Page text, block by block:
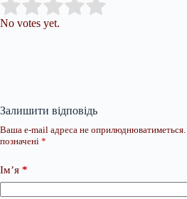
Rate this item:
No votes yet.
Залишити відповідь
Ваша e-mail адреса не оприлюднюватиметься.
позначені *
Ім’я *